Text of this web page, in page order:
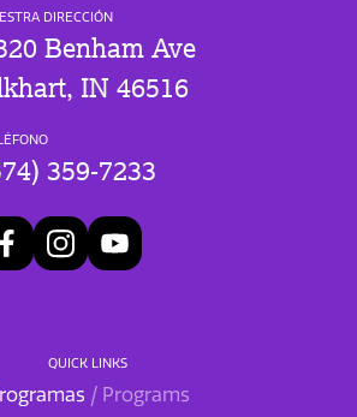
DIRECCIÓN
Benham Ave
IN 46516
359-7233
QUICK LINKS
/ Programs